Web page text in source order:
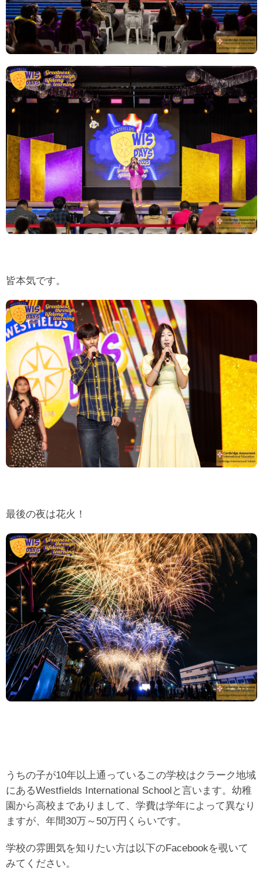
皆本気です。
最後の夜は花火！
うちの子が10年以上通っているこの学校はクラーク地域
にあるWestfields International Schoolと言います。 幼稚
園から高校までありまして、学費は学年によって異なり
ますが、 年間30万～50万円くらいです。
学校の雰囲気を知りたい方は以下のFacebookを覗いて
みてください。